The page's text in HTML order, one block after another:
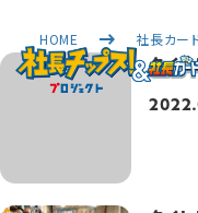
HOME 社長カー
タイ